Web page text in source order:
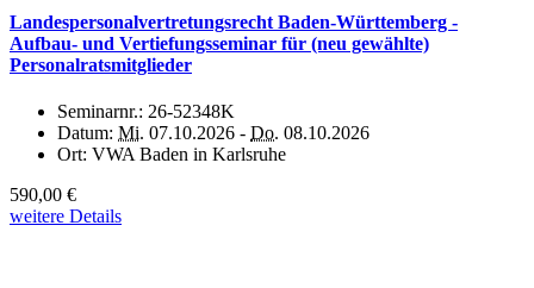
Landespersonalvertretungsrecht Baden-Württemberg -
Aufbau- und Vertiefungsseminar für (neu gewählte)
Personalratsmitglieder
Seminarnr.: 26-52348K
Datum: Mi. 07.10.2026 - Do. 08.10.2026
Ort: VWA Baden in Karlsruhe
590,00 €
weitere Details